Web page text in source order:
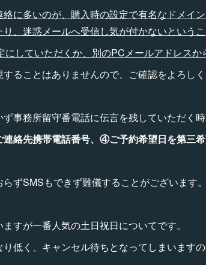
に多いのが、購入時の設定で有名なドメイ
、迷惑メールへ受信し気が付かないというこ
にしていただくか、別のPCメールアドレスか
ることはありませんので、ご確認をよろしく
事務所留守番電話に伝言を残していただく時
絡先携帯電話番号、④ご予約希望日を第三
ずSMSもできず難儀することがございます。
すが一番人気の土日祝日についてです。
低く、キャンセル待ちとなってしまいます